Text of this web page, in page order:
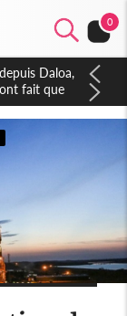
0
décédé,